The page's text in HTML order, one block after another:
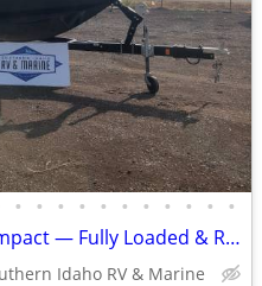
• • • • • • • • • • •
2017 MirroCraft 1766 Dual Impact — Fully Loaded & Ready for the Water!
Idaho RV & Marine